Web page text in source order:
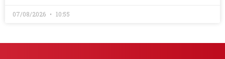
07/08/2026 10:55